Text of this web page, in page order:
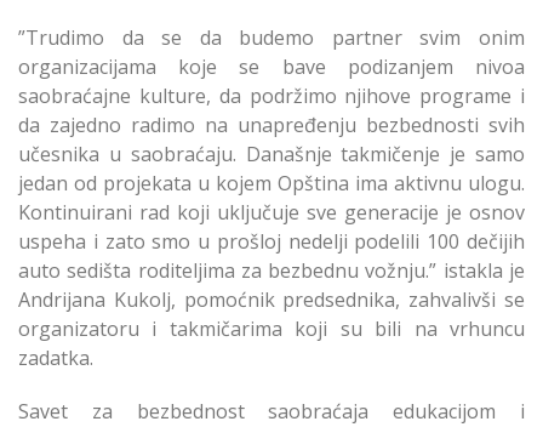
”Trudimo da se da budemo partner svim onim
organizacijama koje se bave podizanjem nivoa
saobraćajne kulture, da podržimo njihove programe i
da zajedno radimo na unapređenju bezbednosti svih
učesnika u saobraćaju. Današnje takmičenje je samo
jedan od projekata u kojem Opština ima aktivnu ulogu.
Kontinuirani rad koji uključuje sve generacije je osnov
uspeha i zato smo u prošloj nedelji podelili 100 dečijih
auto sedišta roditeljima za bezbednu vožnju.” istakla je
Andrijana Kukolj, pomoćnik predsednika, zahvalivši se
organizatoru i takmičarima koji su bili na vrhuncu
zadatka.
Savet za bezbednost saobraćaja edukacijom i